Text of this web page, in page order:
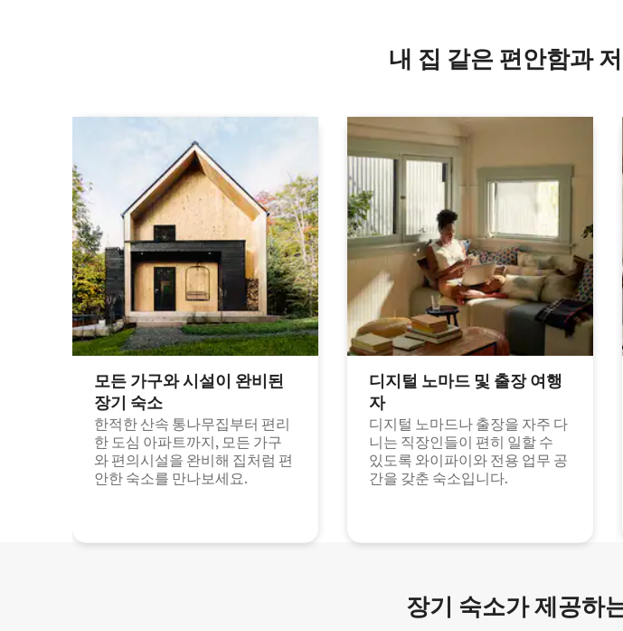
내 집 같은 편안함과
모든 가구와 시설이 완비된
장기 숙소
한적한 산속 통나무집부터 편리
한 도심 아파트까지, 모든 가구
와 편의시설을 완비해 집처럼 편
안한 숙소를 만나보세요.
디지털 노마드 및 출장 여행
자
디지털 노마드나 출장을 자주 다
니는 직장인들이 편히 일할 수
있도록 와이파이와 전용 업무 공
간을 갖춘 숙소입니다.
장기 숙소가 제공하